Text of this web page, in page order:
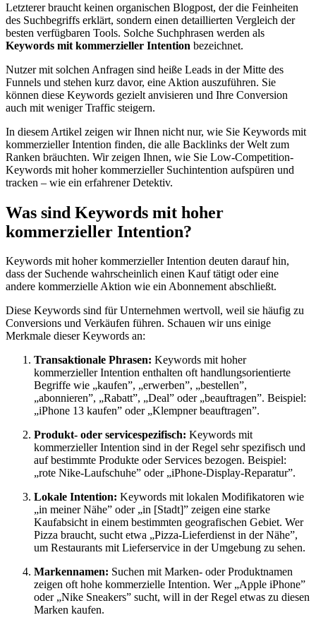
Letzterer braucht keinen organischen Blogpost, der die Feinheiten
des Suchbegriffs erklärt, sondern einen detaillierten Vergleich der
besten verfügbaren Tools. Solche Suchphrasen werden als
Keywords mit kommerzieller Intention bezeichnet.
Nutzer mit solchen Anfragen sind heiße Leads in der Mitte des
Funnels und stehen kurz davor, eine Aktion auszuführen. Sie
können diese Keywords gezielt anvisieren und Ihre Conversion
auch mit weniger Traffic steigern.
In diesem Artikel zeigen wir Ihnen nicht nur, wie Sie Keywords mit
kommerzieller Intention finden, die alle Backlinks der Welt zum
Ranken bräuchten. Wir zeigen Ihnen, wie Sie Low-Competition-
Keywords mit hoher kommerzieller Suchintention aufspüren und
tracken – wie ein erfahrener Detektiv.
Was sind Keywords mit hoher
kommerzieller Intention?
Keywords mit hoher kommerzieller Intention deuten darauf hin,
dass der Suchende wahrscheinlich einen Kauf tätigt oder eine
andere kommerzielle Aktion wie ein Abonnement abschließt.
Diese Keywords sind für Unternehmen wertvoll, weil sie häufig zu
Conversions und Verkäufen führen. Schauen wir uns einige
Merkmale dieser Keywords an:
Transaktionale Phrasen: Keywords mit hoher
kommerzieller Intention enthalten oft handlungsorientierte
Begriffe wie „kaufen”, „erwerben”, „bestellen”,
„abonnieren”, „Rabatt”, „Deal” oder „beauftragen”. Beispiel:
„iPhone 13 kaufen” oder „Klempner beauftragen”.
Produkt- oder servicespezifisch: Keywords mit
kommerzieller Intention sind in der Regel sehr spezifisch und
auf bestimmte Produkte oder Services bezogen. Beispiel:
„rote Nike-Laufschuhe” oder „iPhone-Display-Reparatur”.
Lokale Intention: Keywords mit lokalen Modifikatoren wie
„in meiner Nähe” oder „in [Stadt]” zeigen eine starke
Kaufabsicht in einem bestimmten geografischen Gebiet. Wer
Pizza braucht, sucht etwa „Pizza-Lieferdienst in der Nähe”,
um Restaurants mit Lieferservice in der Umgebung zu sehen.
Markennamen: Suchen mit Marken- oder Produktnamen
zeigen oft hohe kommerzielle Intention. Wer „Apple iPhone”
oder „Nike Sneakers” sucht, will in der Regel etwas zu diesen
Marken kaufen.